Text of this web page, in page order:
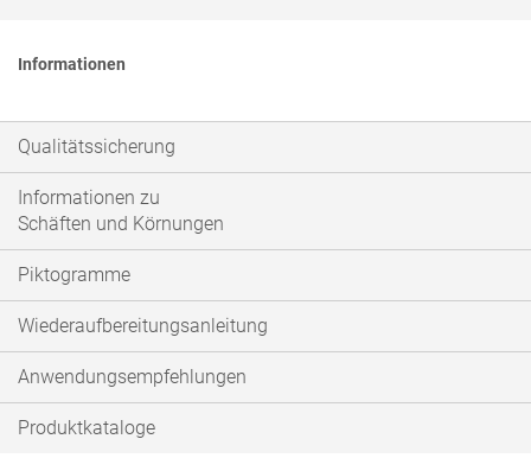
Informationen
Qualitätssicherung
Informationen zu
Schäften und Körnungen
Piktogramme
Wiederaufbereitungsanleitung
Anwendungsempfehlungen
Produktkataloge